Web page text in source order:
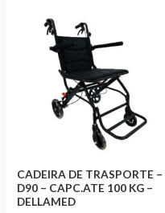
CADEIRA DE TRASPORTE –
D90 – CAPC.ATE 100 KG –
DELLAMED